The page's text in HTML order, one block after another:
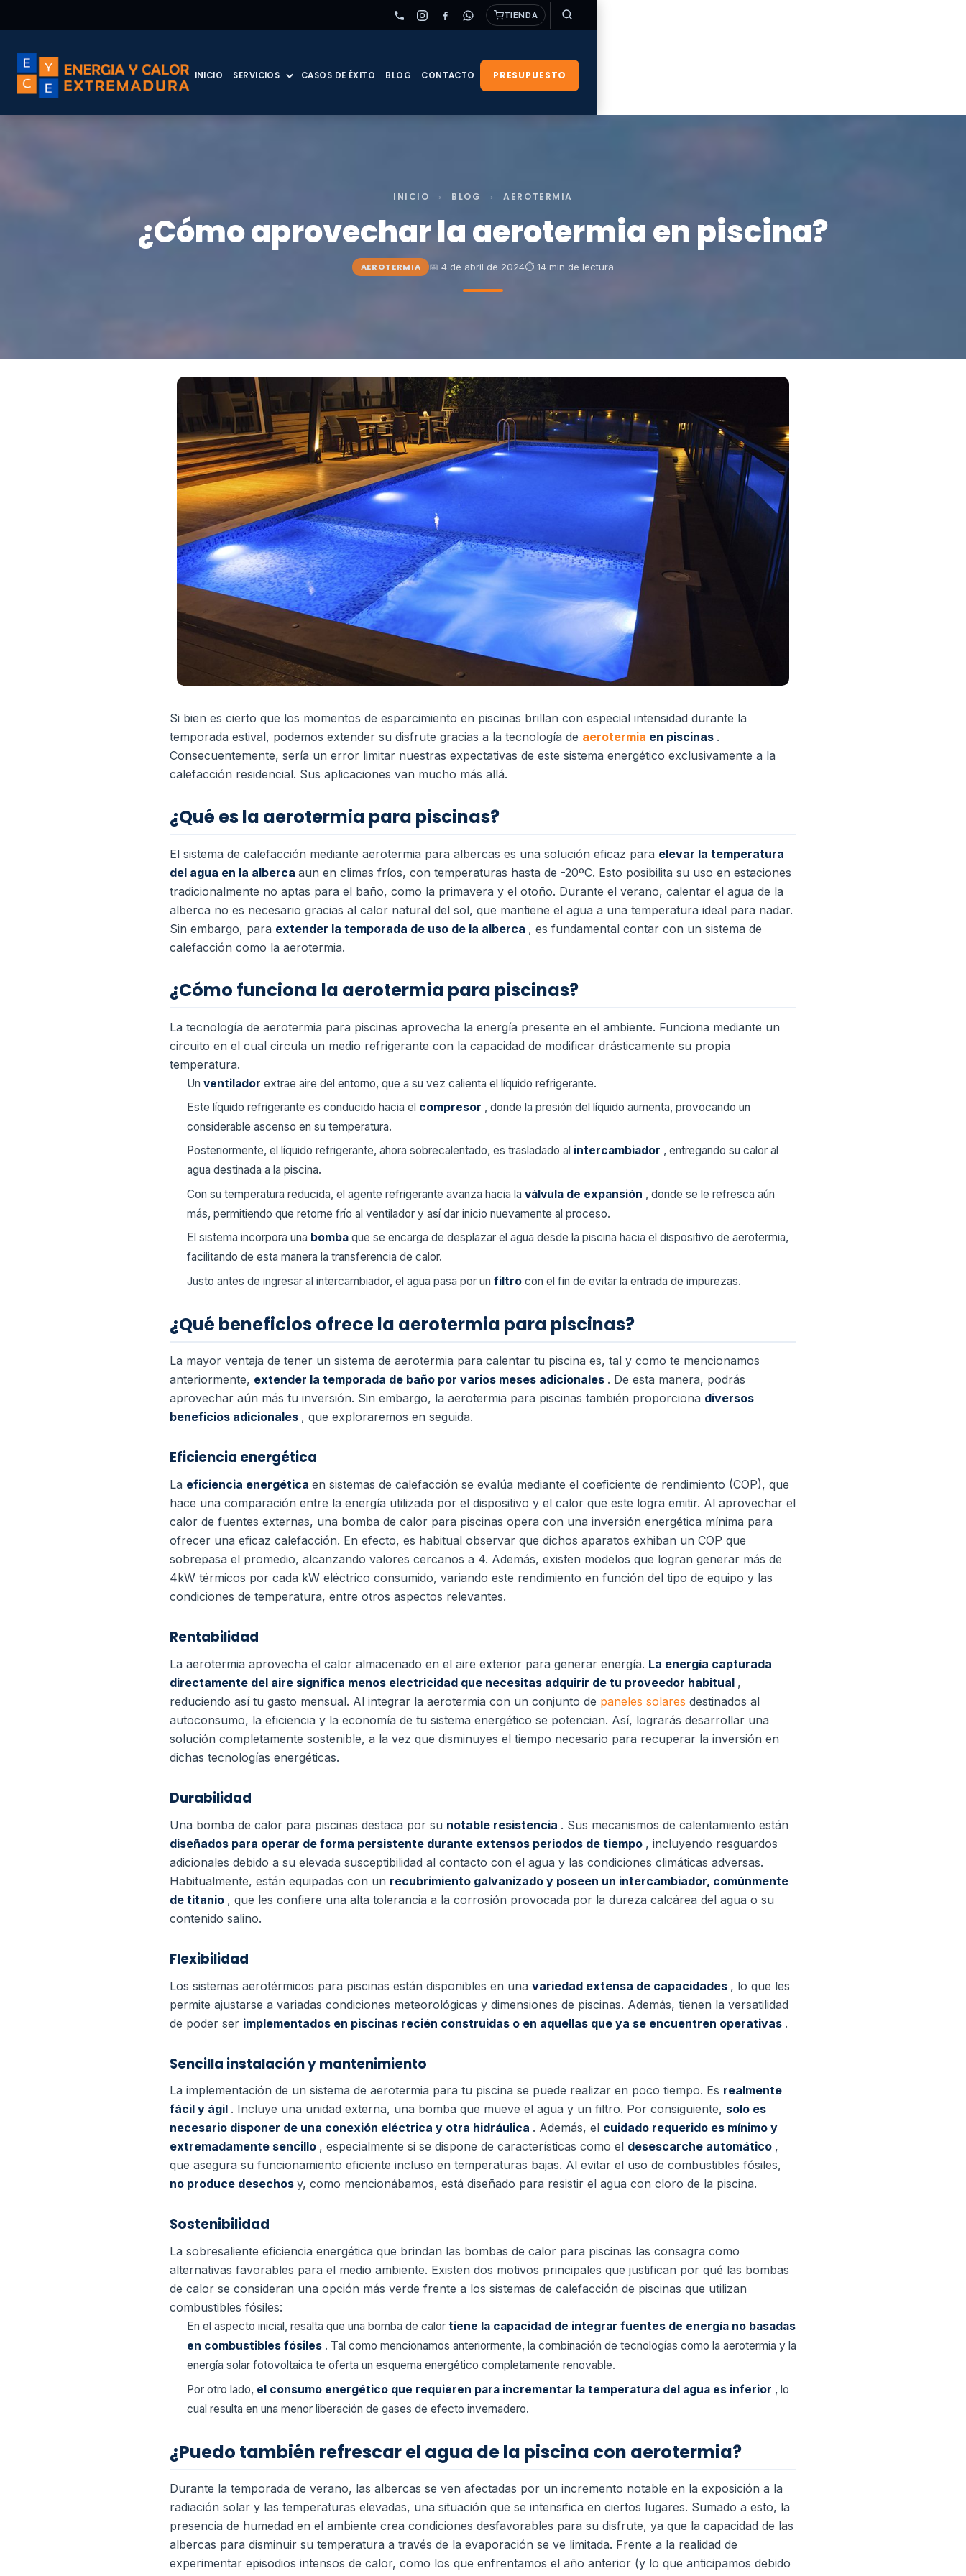
TIENDA
INICIO SERVICIOS CASOS DE ÉXITO BLOG CONTACTO PRESUPUESTO
INICIO › BLOG › AEROTERMIA
¿Cómo aprovechar la aerotermia en piscina?
AEROTERMIA 📅 4 de abril de 2024⏱ 14 min de lectura
Si bien es cierto que los momentos de esparcimiento en piscinas brillan con especial intensidad durante la
temporada estival, podemos extender su disfrute gracias a la tecnología de aerotermia en piscinas .
Consecuentemente, sería un error limitar nuestras expectativas de este sistema energético exclusivamente a la
calefacción residencial. Sus aplicaciones van mucho más allá.
¿Qué es la aerotermia para piscinas?
El sistema de calefacción mediante aerotermia para albercas es una solución eficaz para elevar la temperatura
del agua en la alberca aun en climas fríos, con temperaturas hasta de -20ºC. Esto posibilita su uso en estaciones
tradicionalmente no aptas para el baño, como la primavera y el otoño. Durante el verano, calentar el agua de la
alberca no es necesario gracias al calor natural del sol, que mantiene el agua a una temperatura ideal para nadar.
Sin embargo, para extender la temporada de uso de la alberca , es fundamental contar con un sistema de
calefacción como la aerotermia.
¿Cómo funciona la aerotermia para piscinas?
La tecnología de aerotermia para piscinas aprovecha la energía presente en el ambiente. Funciona mediante un
circuito en el cual circula un medio refrigerante con la capacidad de modificar drásticamente su propia
temperatura.
Un ventilador extrae aire del entorno, que a su vez calienta el líquido refrigerante.
Este líquido refrigerante es conducido hacia el compresor , donde la presión del líquido aumenta, provocando un
considerable ascenso en su temperatura.
Posteriormente, el líquido refrigerante, ahora sobrecalentado, es trasladado al intercambiador , entregando su calor al
agua destinada a la piscina.
Con su temperatura reducida, el agente refrigerante avanza hacia la válvula de expansión , donde se le refresca aún
más, permitiendo que retorne frío al ventilador y así dar inicio nuevamente al proceso.
El sistema incorpora una bomba que se encarga de desplazar el agua desde la piscina hacia el dispositivo de aerotermia,
facilitando de esta manera la transferencia de calor.
Justo antes de ingresar al intercambiador, el agua pasa por un filtro con el fin de evitar la entrada de impurezas.
¿Qué beneficios ofrece la aerotermia para piscinas?
La mayor ventaja de tener un sistema de aerotermia para calentar tu piscina es, tal y como te mencionamos
anteriormente, extender la temporada de baño por varios meses adicionales . De esta manera, podrás
aprovechar aún más tu inversión. Sin embargo, la aerotermia para piscinas también proporciona diversos
beneficios adicionales , que exploraremos en seguida.
Eficiencia energética
La eficiencia energética en sistemas de calefacción se evalúa mediante el coeficiente de rendimiento (COP), que
hace una comparación entre la energía utilizada por el dispositivo y el calor que este logra emitir. Al aprovechar el
calor de fuentes externas, una bomba de calor para piscinas opera con una inversión energética mínima para
ofrecer una eficaz calefacción. En efecto, es habitual observar que dichos aparatos exhiban un COP que
sobrepasa el promedio, alcanzando valores cercanos a 4. Además, existen modelos que logran generar más de
4kW térmicos por cada kW eléctrico consumido, variando este rendimiento en función del tipo de equipo y las
condiciones de temperatura, entre otros aspectos relevantes.
Rentabilidad
La aerotermia aprovecha el calor almacenado en el aire exterior para generar energía. La energía capturada
directamente del aire significa menos electricidad que necesitas adquirir de tu proveedor habitual ,
reduciendo así tu gasto mensual. Al integrar la aerotermia con un conjunto de paneles solares destinados al
autoconsumo, la eficiencia y la economía de tu sistema energético se potencian. Así, lograrás desarrollar una
solución completamente sostenible, a la vez que disminuyes el tiempo necesario para recuperar la inversión en
dichas tecnologías energéticas.
Durabilidad
Una bomba de calor para piscinas destaca por su notable resistencia . Sus mecanismos de calentamiento están
diseñados para operar de forma persistente durante extensos periodos de tiempo , incluyendo resguardos
adicionales debido a su elevada susceptibilidad al contacto con el agua y las condiciones climáticas adversas.
Habitualmente, están equipadas con un recubrimiento galvanizado y poseen un intercambiador, comúnmente
de titanio , que les confiere una alta tolerancia a la corrosión provocada por la dureza calcárea del agua o su
contenido salino.
Flexibilidad
Los sistemas aerotérmicos para piscinas están disponibles en una variedad extensa de capacidades , lo que les
permite ajustarse a variadas condiciones meteorológicas y dimensiones de piscinas. Además, tienen la versatilidad
de poder ser implementados en piscinas recién construidas o en aquellas que ya se encuentren operativas .
Sencilla instalación y mantenimiento
La implementación de un sistema de aerotermia para tu piscina se puede realizar en poco tiempo. Es realmente
fácil y ágil . Incluye una unidad externa, una bomba que mueve el agua y un filtro. Por consiguiente, solo es
necesario disponer de una conexión eléctrica y otra hidráulica . Además, el cuidado requerido es mínimo y
extremadamente sencillo , especialmente si se dispone de características como el desescarche automático ,
que asegura su funcionamiento eficiente incluso en temperaturas bajas. Al evitar el uso de combustibles fósiles,
no produce desechos y, como mencionábamos, está diseñado para resistir el agua con cloro de la piscina.
Sostenibilidad
La sobresaliente eficiencia energética que brindan las bombas de calor para piscinas las consagra como
alternativas favorables para el medio ambiente. Existen dos motivos principales que justifican por qué las bombas
de calor se consideran una opción más verde frente a los sistemas de calefacción de piscinas que utilizan
combustibles fósiles:
En el aspecto inicial, resalta que una bomba de calor tiene la capacidad de integrar fuentes de energía no basadas
en combustibles fósiles . Tal como mencionamos anteriormente, la combinación de tecnologías como la aerotermia y la
energía solar fotovoltaica te oferta un esquema energético completamente renovable.
Por otro lado, el consumo energético que requieren para incrementar la temperatura del agua es inferior , lo
cual resulta en una menor liberación de gases de efecto invernadero.
¿Puedo también refrescar el agua de la piscina con aerotermia?
Durante la temporada de verano, las albercas se ven afectadas por un incremento notable en la exposición a la
radiación solar y las temperaturas elevadas, una situación que se intensifica en ciertos lugares. Sumado a esto, la
presencia de humedad en el ambiente crea condiciones desfavorables para su disfrute, ya que la capacidad de las
albercas para disminuir su temperatura a través de la evaporación se ve limitada. Frente a la realidad de
experimentar episodios intensos de calor, como los que enfrentamos el año anterior (y lo que anticipamos debido